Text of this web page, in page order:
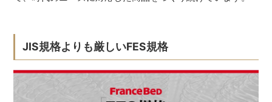
JIS規格よりも厳しいFES規格